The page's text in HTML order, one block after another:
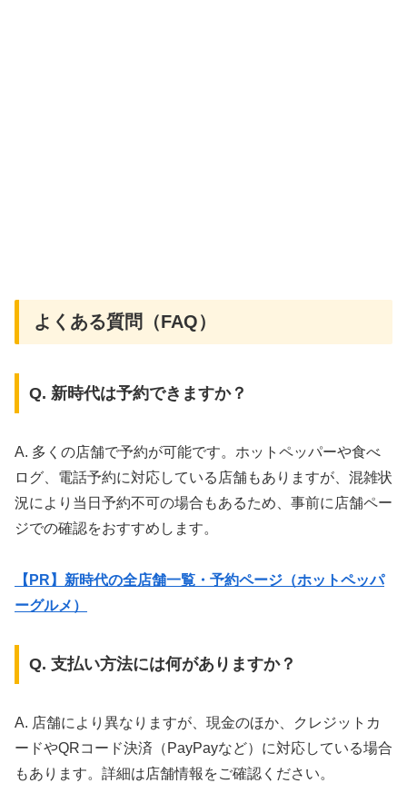
よくある質問（FAQ）
Q. 新時代は予約できますか？
A. 多くの店舗で予約が可能です。ホットペッパーや食べ
ログ、電話予約に対応している店舗もありますが、混雑状
況により当日予約不可の場合もあるため、事前に店舗ペー
ジでの確認をおすすめします。
【PR】新時代の全店舗一覧・予約ページ（ホットペッパ
ーグルメ）
Q. 支払い方法には何がありますか？
A. 店舗により異なりますが、現金のほか、クレジットカ
ードやQRコード決済（PayPayなど）に対応している場合
もあります。詳細は店舗情報をご確認ください。